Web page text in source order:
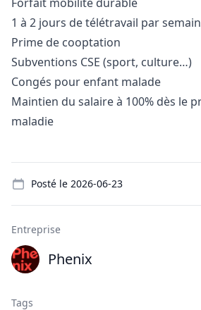
1 à 2 jours de télétravail par
Prime de cooptation
Subventions CSE (sport, culture…)
Congés pour enfant malade
Maintien du salaire à 100% dès le
maladie
Posté le 2026-06-23
Entreprise
Phenix
Tags